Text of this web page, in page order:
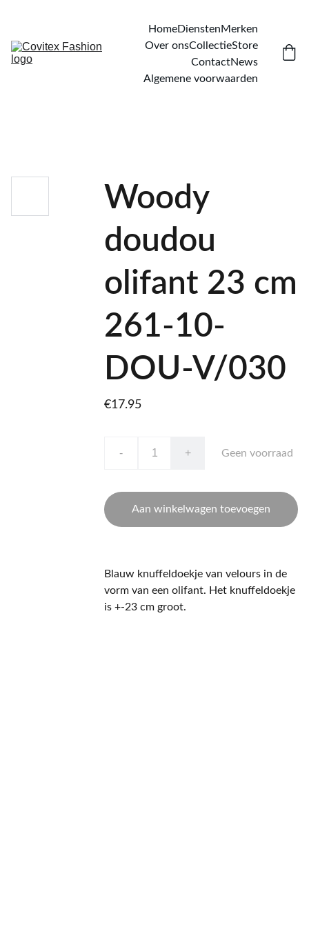
HomeDienstenMerken
Over onsCollectieStore
ContactNews
Algemene voorwaarden
Woody
doudou
olifant 23 cm
261-10-
DOU-V/030
€17.95
- + Geen voorraad
Aan winkelwagen toevoegen
Blauw knuffeldoekje van velours in de
vorm van een olifant. Het knuffeldoekje
is +-23 cm groot.